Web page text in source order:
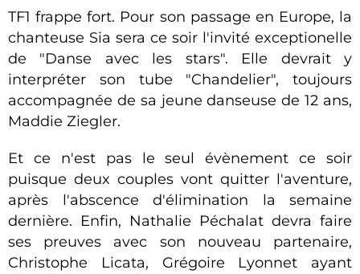
TF1 frappe fort. Pour son passage en Europe, la
chanteuse Sia sera ce soir l'invité exceptionelle
de "Danse avec les stars". Elle devrait y
interpréter son tube "Chandelier", toujours
accompagnée de sa jeune danseuse de 12 ans,
Maddie Ziegler.
Et ce n'est pas le seul évènement ce soir
puisque deux couples vont quitter l'aventure,
après l'abscence d'élimination la semaine
dernière. Enfin, Nathalie Péchalat devra faire
ses preuves avec son nouveau partenaire,
Christophe Licata, Grégoire Lyonnet ayant